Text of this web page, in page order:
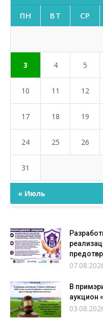
ПН ВТ СР
3 4 5
10 11 12
17 18 19
24 25 26
31
« Июль
В
аукцион